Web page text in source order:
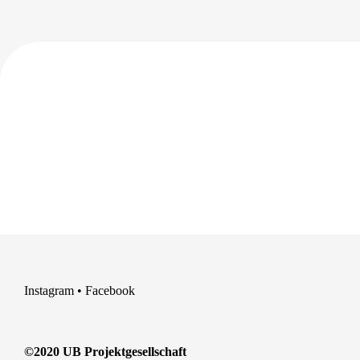
Instagram • Facebook
©2020 UB Projektgesellschaft